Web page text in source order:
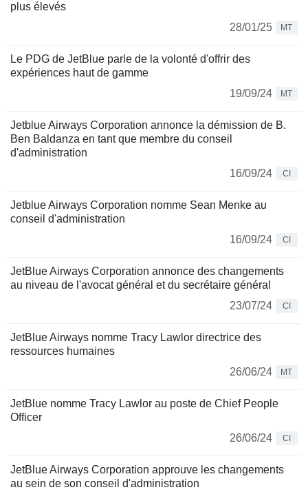
plus élevés
28/01/25
MT
Le PDG de JetBlue parle de la volonté d'offrir des
expériences haut de gamme
19/09/24
MT
Jetblue Airways Corporation annonce la démission de B.
Ben Baldanza en tant que membre du conseil
d'administration
16/09/24
CI
Jetblue Airways Corporation nomme Sean Menke au
conseil d'administration
16/09/24
CI
JetBlue Airways Corporation annonce des changements
au niveau de l'avocat général et du secrétaire général
23/07/24
CI
JetBlue Airways nomme Tracy Lawlor directrice des
ressources humaines
26/06/24
MT
JetBlue nomme Tracy Lawlor au poste de Chief People
Officer
26/06/24
CI
JetBlue Airways Corporation approuve les changements
au sein de son conseil d'administration